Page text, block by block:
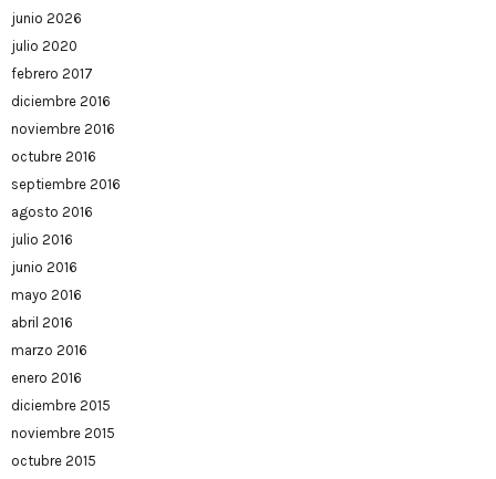
junio 2026
julio 2020
febrero 2017
diciembre 2016
noviembre 2016
octubre 2016
septiembre 2016
agosto 2016
julio 2016
junio 2016
mayo 2016
abril 2016
marzo 2016
enero 2016
diciembre 2015
noviembre 2015
octubre 2015